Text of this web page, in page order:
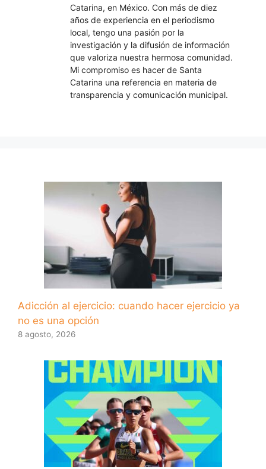
Catarina, en México. Con más de diez
años de experiencia en el periodismo
local, tengo una pasión por la
investigación y la difusión de información
que valoriza nuestra hermosa comunidad.
Mi compromiso es hacer de Santa
Catarina una referencia en materia de
transparencia y comunicación municipal.
Adicción al ejercicio: cuando hacer ejercicio ya
no es una opción
8 agosto, 2026